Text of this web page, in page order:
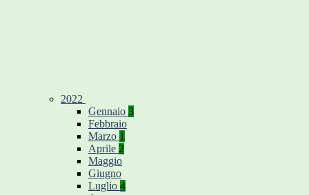
2022
Gennaio 3
Febbraio
Marzo 1
Aprile 2
Maggio
Giugno
Luglio 4